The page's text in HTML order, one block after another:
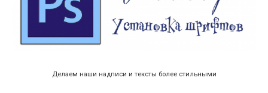
Делаем наши надписи и тексты более стильными